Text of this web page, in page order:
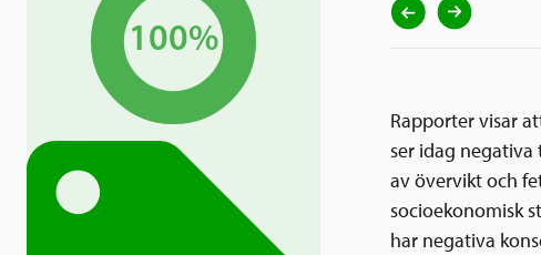
100%
Rapporter visar
ser idag negativa
av övervikt och
socioekonomisk
har negativa